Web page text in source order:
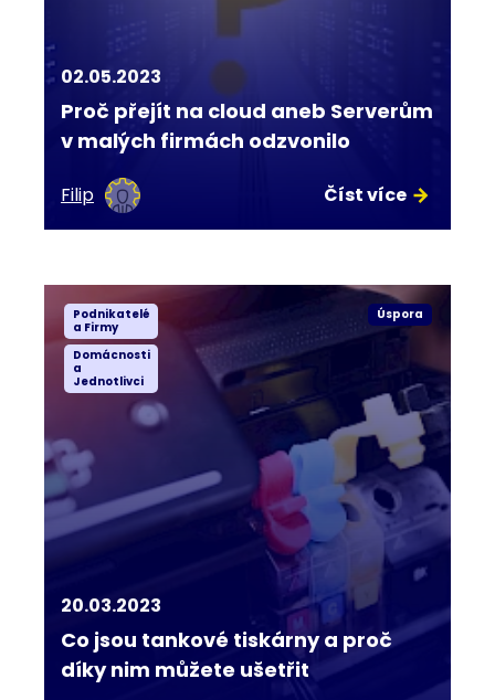
02.05.2023
Proč přejít na cloud aneb Serverům
v malých firmách odzvonilo
Filip Číst více
Podnikatelé
a Firmy
Domácnosti
a
Jednotlivci
Úspora
20.03.2023
Co jsou tankové tiskárny a proč
díky nim můžete ušetřit